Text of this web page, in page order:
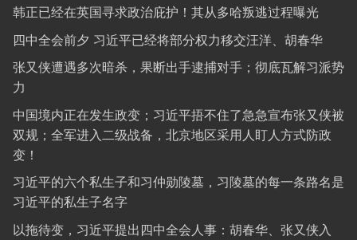
韩正已经在英国寻求政治庇护！其从多哈叛逃过程曝光
四中全会前夕 习近平已经将部分权力移交汪洋、胡春华
张又侠遭遇多次暗杀，果断出手逮捕对手；彻底瓦解习派势
力
中国境内正在发生政变；习近平捂不住了急急宣布张又侠被
双规；全军进入二级战备，北京地区采用人盯人方式防政
变！
习近平的六个私生子和习仲勋陵墓，习陵墓的每一条路名是
习近平的私生子名字
以拖待变，习近平提出四中全会人事：胡春华、张又侠入